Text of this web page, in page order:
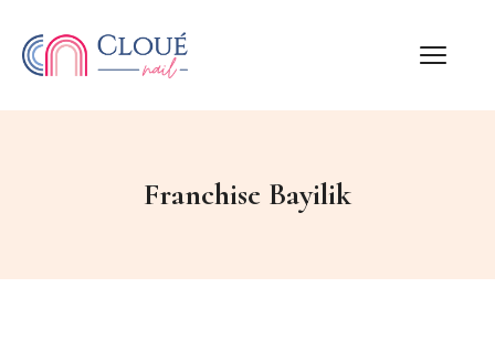
Franchise Bayilik